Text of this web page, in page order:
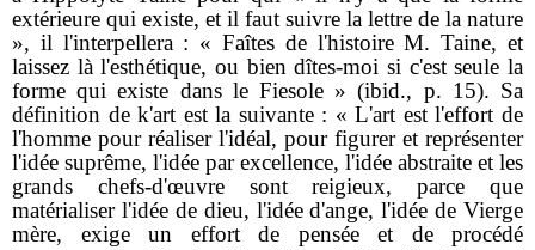
extérieure qui existe, et il faut suivre la lettre de la nature
», il l'interpellera : « Faîtes de l'histoire M. Taine, et
laissez là l'esthétique, ou bien dîtes-moi si c'est seule la
forme qui existe dans le Fiesole » (ibid., p. 15). Sa
définition de k'art est la suivante : « L'art est l'effort de
l'homme pour réaliser l'idéal, pour figurer et représenter
l'idée suprême, l'idée par excellence, l'idée abstraite et les
grands chefs-d'œuvre sont reigieux, parce que
matérialiser l'idée de dieu, l'idée d'ange, l'idée de Vierge
mère, exige un effort de pensée et de procédé